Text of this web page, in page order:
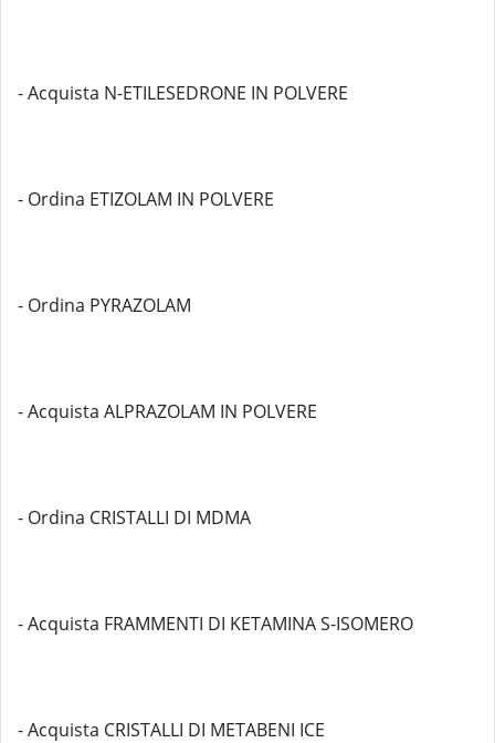
- Acquista N-ETILESEDRONE IN POLVERE
- Ordina ETIZOLAM IN POLVERE
- Ordina PYRAZOLAM
- Acquista ALPRAZOLAM IN POLVERE
- Ordina CRISTALLI DI MDMA
- Acquista FRAMMENTI DI KETAMINA S-ISOMERO
- Acquista CRISTALLI DI METABENI ICE